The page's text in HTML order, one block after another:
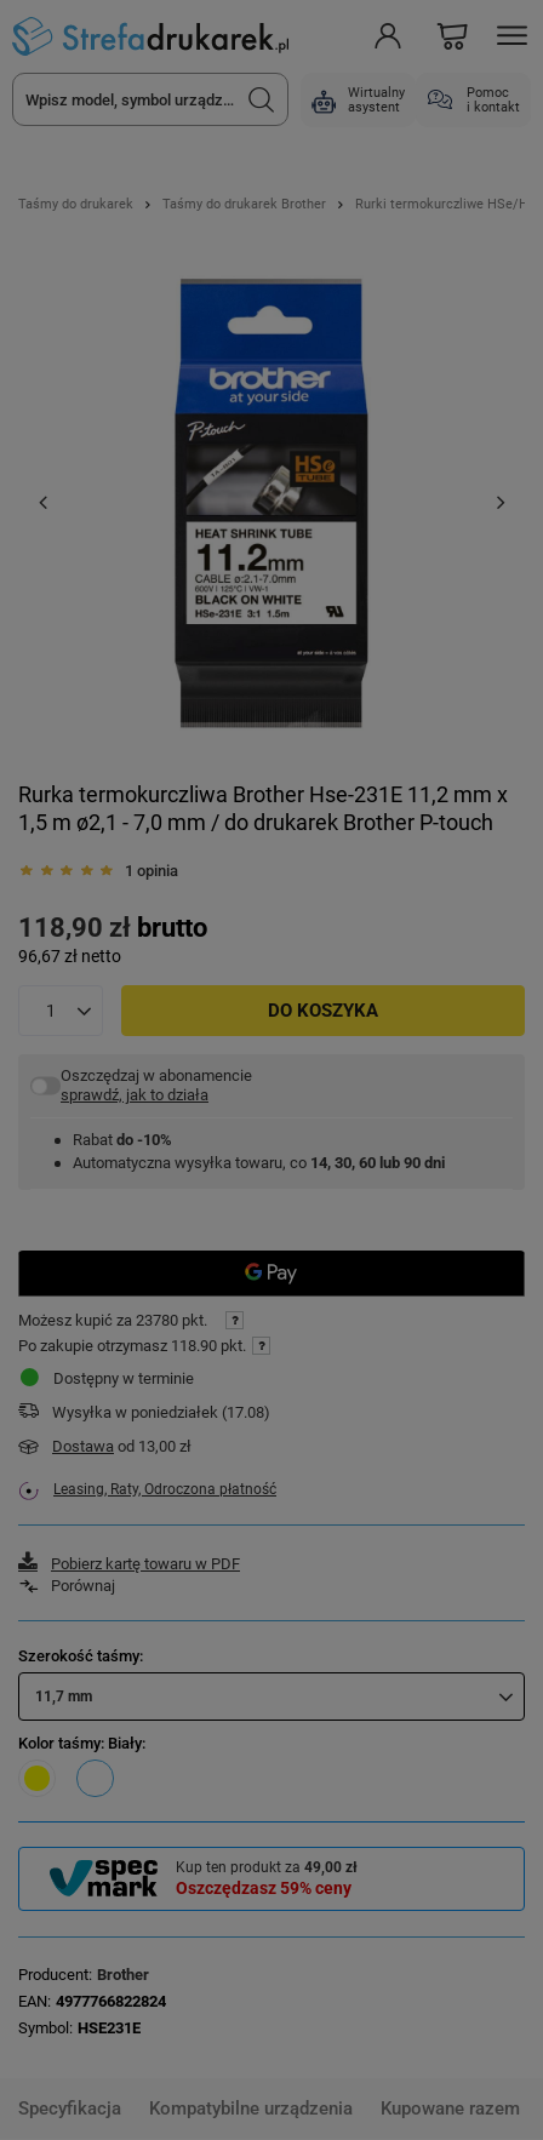
Wirtualny
asystent
Pomoc
i kontakt
Taśmy do drukarek Taśmy do drukarek Brother Rurki termokurczliwe HSe/HS2
Rurka termokurczliwa Brother Hse-231E 11,2 mm x
1,5 m ø2,1 - 7,0 mm / do drukarek Brother P-touch
1 opinia
118,90 zł brutto
96,67 zł netto
DO KOSZYKA
Oszczędzaj w abonamencie
sprawdź, jak to działa
Rabat do -10%
Automatyczna wysyłka towaru, co 14, 30, 60 lub 90 dni
Możesz kupić za 23780 pkt.
Po zakupie otrzymasz 118.90 pkt.
Dostępny w terminie
Wysyłka w poniedziałek (17.08)
Dostawa od 13,00 zł
Leasing, Raty, Odroczona płatność
Pobierz kartę towaru w PDF
Porównaj
Szerokość taśmy
11,7 mm
Kolor taśmy: Biały
Kup ten produkt za 49,00 zł
Oszczędzasz59%ceny
Producent Brother
EAN 4977766822824
Symbol HSE231E
Specyfikacja Kompatybilne urządzenia Kupowane razem